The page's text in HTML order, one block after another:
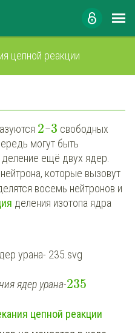
цепной реакции
2–3 свободных
могут быть
ещё двух ядер.
нейтрона, которые вызовут
восемь нейтронов и
деления изотопа ядра
ядер урана-235
цепной реакции